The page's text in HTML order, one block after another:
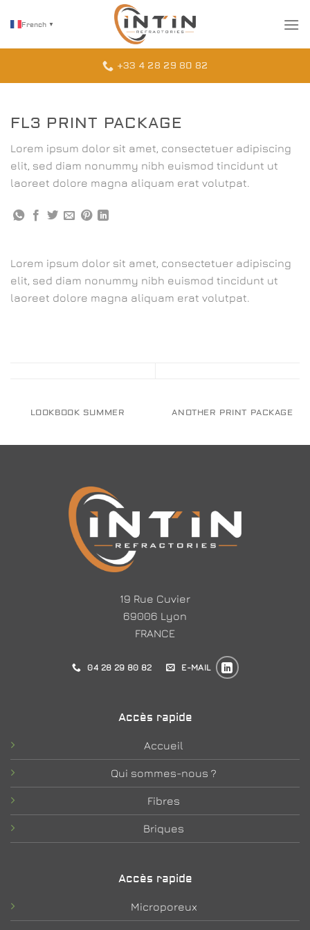
French ▼
+33 4 28 29 80 82
FL3 PRINT PACKAGE
Lorem ipsum dolor sit amet, consectetuer adipiscing
elit, sed diam nonummy nibh euismod tincidunt ut
laoreet dolore magna aliquam erat volutpat.
Lorem ipsum dolor sit amet, consectetuer adipiscing
elit, sed diam nonummy nibh euismod tincidunt ut
laoreet dolore magna aliquam erat volutpat.
LOOKBOOK SUMMER ANOTHER PRINT PACKAGE
19 Rue Cuvier
69006 Lyon
FRANCE
04 28 29 80 82 E-MAIL
Accès rapide
Accueil
Qui sommes-nous ?
Fibres
Briques
Accès rapide
Microporeux